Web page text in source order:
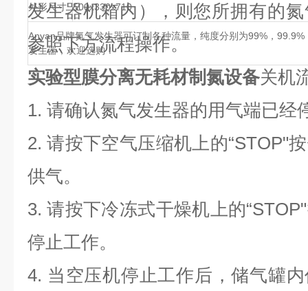
外形尺寸 500x330x710
Anyan品牌氮气发生器可订制各种流量，纯度分别为99%，
发生器，欢迎选购！
发生器机箱内），则您所拥有的
参照下方流程操作。
实验型膜分离无耗材制氮设备关机
1. 请确认氮气发生器的用气端已经
2. 请按下空气压缩机上的“STOP"
供气。
3. 请按下冷冻式干燥机上的
停止工作。
4. 当空压机停止工作后，储气罐